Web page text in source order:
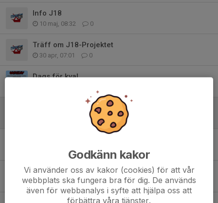
Info J18
10 maj, 08:32 0
Träff om J18-Projektet
30 apr, 07:01 0
Dags för kval
1
22 feb, 12:45 1
5 stycken som ger hopp om tillväxten
24 nov 2025 0
Godkänn kakor
Vi använder oss av kakor (cookies) för att vår
webbplats ska fungera bra för dig. De används
även för webbanalys i syfte att hjälpa oss att
förbättra våra tjänster.